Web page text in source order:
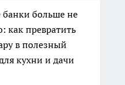
банки больше не
как превратить
в полезный
кухни и дачи